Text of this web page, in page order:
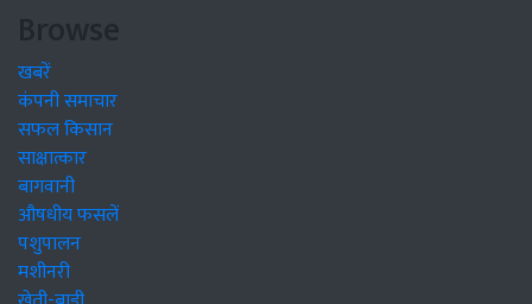
Browse
खबरें
कंपनी समाचार
सफल किसान
साक्षात्कार
बागवानी
औषधीय फसलें
पशुपालन
मशीनरी